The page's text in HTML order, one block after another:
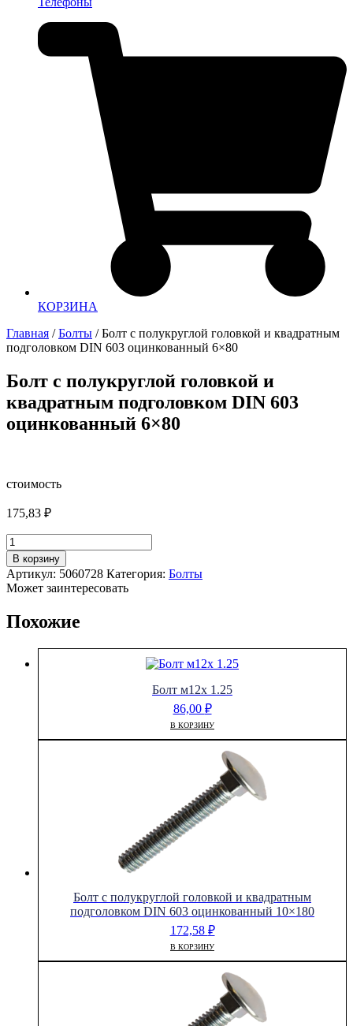
КОРЗИНА
Главная /Болты / Болт с полукруглой головкой и квадратным
подголовком DIN 603 оцинкованный 6×80
Болт с полукруглой головкой и
квадратным подголовком DIN 603
оцинкованный 6×80
стоимость
175,83 ₽
Количество
товара
Болт
с
полукруглой
и
подголовком
DIN
В корзину
Артикул: 5060728 Категория: Болты
Может заинтересовать
Похожие
Болт м12х 1.25
86,00 ₽
В КОРЗИНУ
Болт с полукруглой головкой и квадратным
подголовком DIN 603 оцинкованный 10×180
172,58 ₽
В КОРЗИНУ